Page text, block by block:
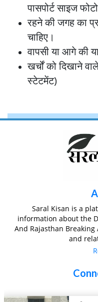
पासपोर्ट साइज
रहने की जगह का
चाहिए।
वापसी या आगे की
खर्चों को दिखाने
स्टेटमेंट)
Saral Kisan is a
information about the
And Rajasthan
and